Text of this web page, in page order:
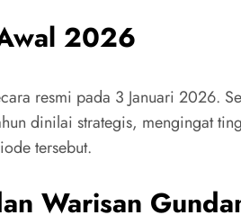
2026
resmi pada 3 Januari 2026.
dinilai strategis, mengingat
tersebut.
Warisan